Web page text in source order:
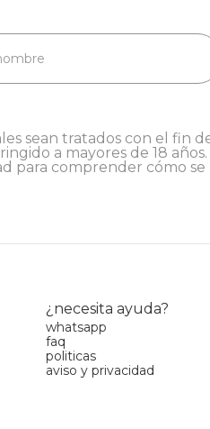
sean tratados con el fin
a mayores de 18
para comprender cómo
¿necesita ayuda?
whatsapp
faq
politicas
aviso y privacidad